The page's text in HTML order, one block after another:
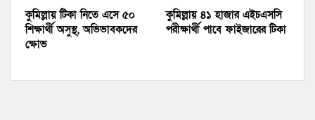
কুমিল্লায় টিকা নিতে এসে ৫০
শিক্ষার্থী অসুস্থ, অভিভাবকদের
ক্ষোভ
কুমিল্লায় ৪১ হাজার এইচএসসি
পরীক্ষার্থী পাবে ফাইজারের টিকা